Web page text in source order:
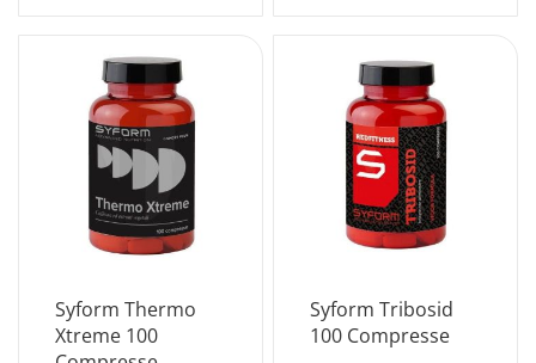
Syform Thermo
Xtreme 100
Syform Tribosid
100 Compresse